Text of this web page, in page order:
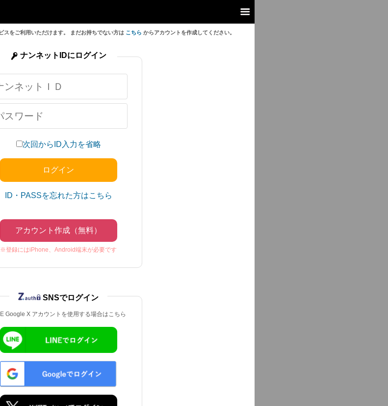
スをご利用いただけます。 まだお持ちでない方は こちら からアカウントを作成してください。
次回からID入力を省略
ID・PASSを忘れた方はこちら
アカウント作成（無料）
※登録にはiPhone、Android端末が必要です
ナンネットIDにログイン
Google X アカウントを使用する場合はこちら
SNSでログイン